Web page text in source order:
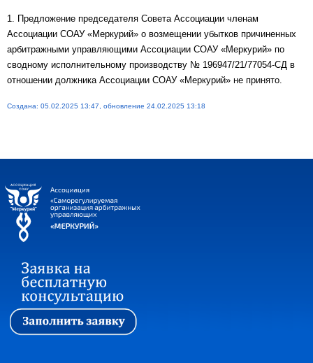
1. Предложение председателя Совета Ассоциации членам
Ассоциации СОАУ «Меркурий» о возмещении убытков причиненных
арбитражными управляющими Ассоциации СОАУ «Меркурий» по
сводному исполнительному производству № 196947/21/77054-СД в
отношении должника Ассоциации СОАУ «Меркурий» не принято.
Создана: 05.02.2025 13:47, обновление 24.02.2025 13:18